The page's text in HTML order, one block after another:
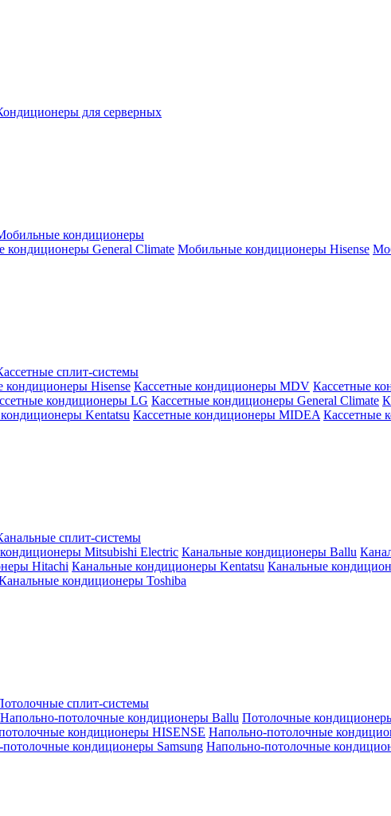
для серверных
кондиционеры
кондиционеры General Climate Мобильные кондиционеры Hisense
сплит-системы
кондиционеры Hisense Кассетные кондиционеры MDV Кассетные
кондиционеры LG Кассетные кондиционеры General Climate
Kentatsu Кассетные кондиционеры MIDEA Кассетные
сплит-системы
Mitsubishi Electric Канальные кондиционеры Ballu
Hitachi Канальные кондиционеры Kentatsu Канальные
кондиционеры Toshiba
сплит-системы
Напольно-потолочные кондиционеры Ballu Потолочные
кондиционеры HISENSE Напольно-потолочные
кондиционеры Samsung Напольно-потолочные